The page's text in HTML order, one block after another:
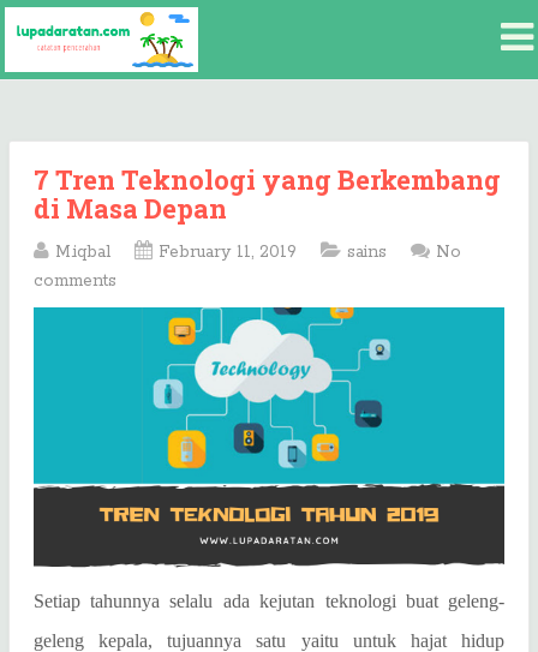
7 Tren Teknologi yang Berkembang
di Masa Depan
M.iqbal February 11, 2019 sains
No
comments
Setiap tahunnya selalu ada kejutan teknologi buat geleng-
geleng kepala, tujuannya satu yaitu untuk hajat hidup